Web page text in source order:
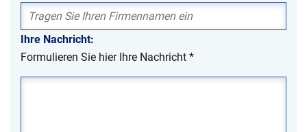
Ihre Nachricht:
Formulieren Sie hier Ihre Nachricht *